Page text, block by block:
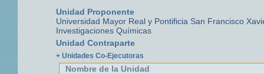
Unidad Proponente
Universidad Mayor Real y Pontificia San Francisco
Investigaciones Químicas
Unidad Contraparte
+ Unidades Co-Ejecutoras
Nombre de la Unidad